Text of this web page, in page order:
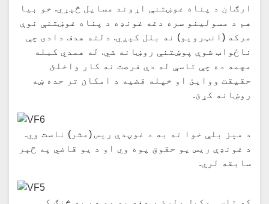
ارګان د پناه غوښتنې اړوند مسایل څېړي. خو بیا
هم د مسولینو سره دغه غونډه د پناه غوښتنې نوې
مرکه (انټرویو) نه بلل کېږي. دلته هدف دادی چې
ناځواب شوې پوښتنې روښانه شي. له همدي کبله
مهمه ده چې تاسې له دې فرصت نه کار واخلئ
حقیقت ووایئ او خپله قضیه د امکان تر حده ښه
روښانه کړئ.
د مېز بلې خوا ته به د غوڼدې ریس (مشر) ناست وي.
د غونډې ریس یو حقوق پوه وي او د یو قاضي په څېر
سابقه لري.
که تاسې وکیل ولرئ ، هغه به مو هم په څنګ کې